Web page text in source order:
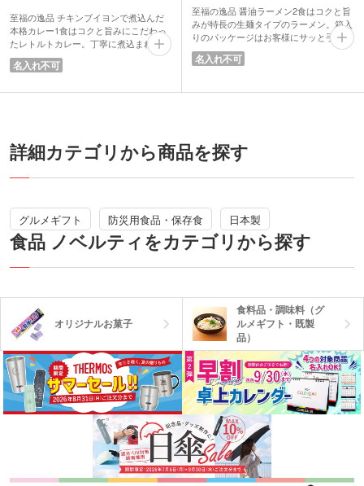
至福の逸品 チキンブイヨンで煮込んだ
本格カレー1食はコクと旨みにこだわっ
たレトルトカレー。丁寧に煮込まれたビ
ーフカレーは味と香りに深みがあり、一
口食べると幸せな気分になります。
お店の味が楽しめると人気!来場記念品
もおすすめです。
名入れ不可
至福の逸品 醤油ラーメン2食はコクと旨
みが特長の生麺タイプのラーメン。箱入
りのパッケージはお客様にサッと手渡し
できて、大勢の人が集まる展示会の来場
記念品としておすすめです。食品は幅広
名入れ不可
詳細カテゴリから商品を探す
グルメギフト 防災用食品・保存食 日本製
食品 ノベルティをカテゴリから探す
オリジナルお菓子
食料品・調味料（グ
ルメギフト・既製
品）